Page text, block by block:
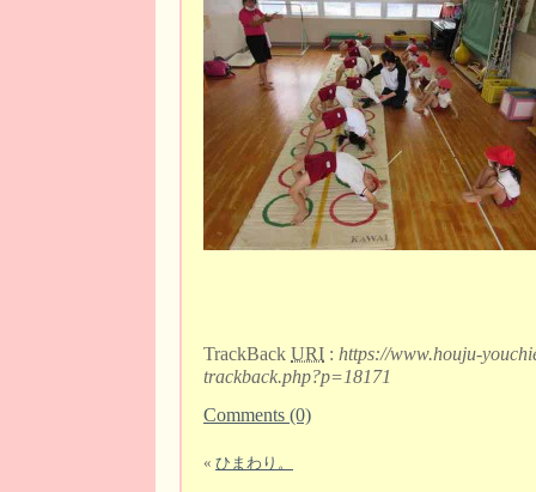
TrackBack URI : https://www.houju-
trackback.php?p=18171
Comments (0)
« ひまわり。